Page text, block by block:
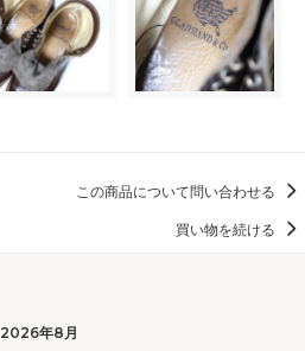
この商品について問い合わせる
買い物を続ける
2026年8月